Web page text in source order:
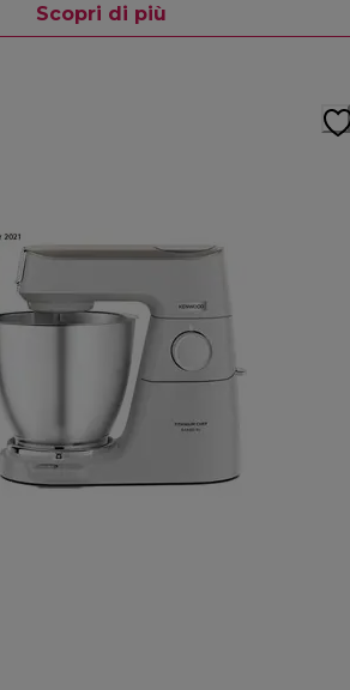
Scopri di più